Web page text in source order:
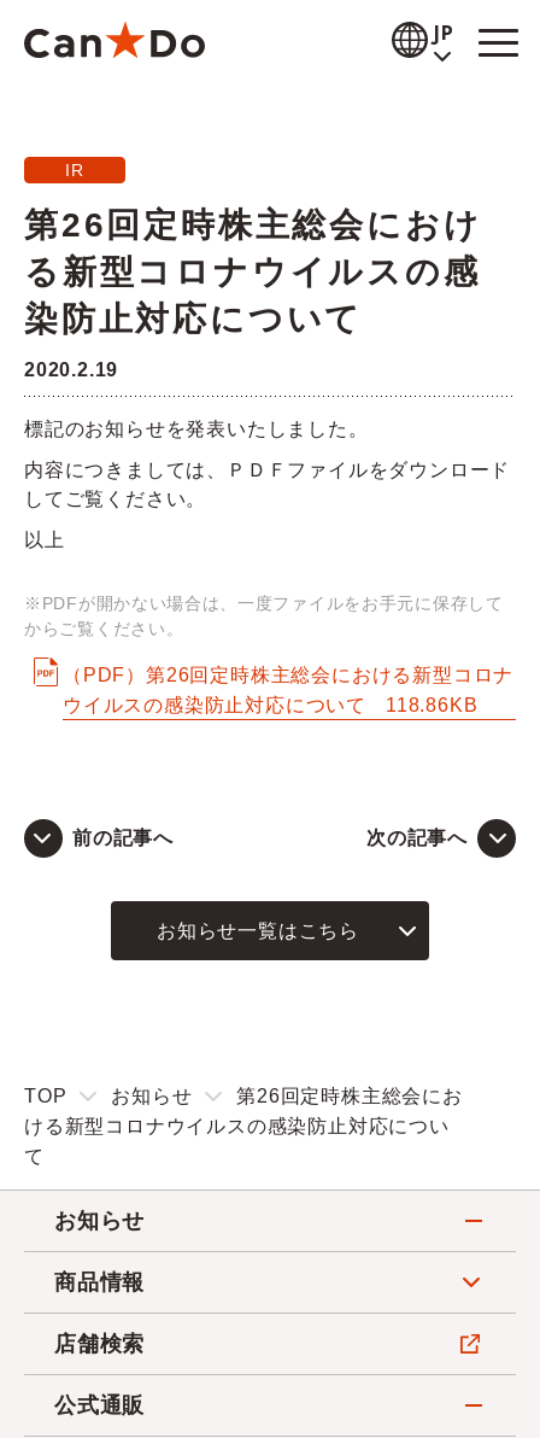
JP
お知らせ
商品情報
店舗検索
採用情報
企業情報
IR情報
Q&A
IR
第26回定時株主総会におけ
る新型コロナウイルスの感
染防止対応について
2020.2.19
標記のお知らせを発表いたしました。
内容につきましては、ＰＤＦファイルをダウンロード
してご覧ください。
以上
※PDFが開かない場合は、一度ファイルをお手元に保存して
からご覧ください。
（PDF）第26回定時株主総会における新型コロナ
ウイルスの感染防止対応について
118.86KB
前の記事へ 次の記事へ
お知らせ一覧はこちら
TOP お知らせ
第26回定時株主総会にお
ける新型コロナウイルスの感染防止対応につい
て
お知らせ
商品情報
店舗検索
公式通販